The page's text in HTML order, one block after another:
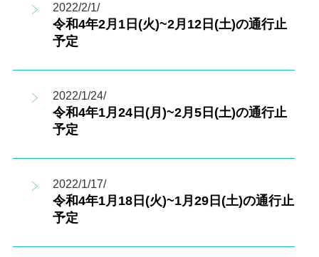
2022/2/1/
令和4年2月1日(火)~2月12日(土)の通行止
予定
2022/1/24/
令和4年1月24日(月)~2月5日(土)の通行止
予定
2022/1/17/
令和4年1月18日(火)~1月29日(土)の通行止
予定